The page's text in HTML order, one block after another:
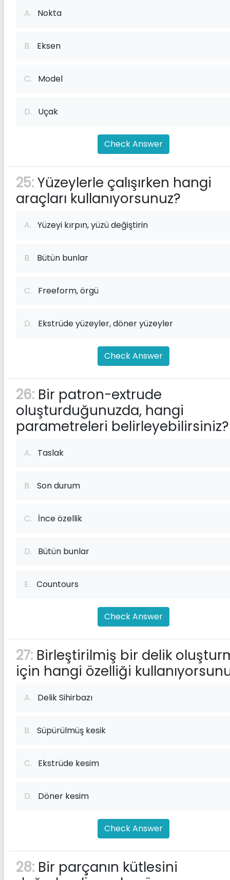
A. Nokta
B. Eksen
C. Model
D. Uçak
Check Answer
25:Yüzeylerle çalışırken hangi
araçları kullanıyorsunuz?
A. Yüzeyi kırpın, yüzü değiştirin
B. Bütün bunlar
C. Freeform, örgü
D. Ekstrüde yüzeyler, döner yüzeyler
Check Answer
26: Bir patron-extrude
oluşturduğunuzda, hangi
parametreleri belirleyebilirsiniz?
A. Taslak
B. Son durum
C. İnce özellik
D. Bütün bunlar
E. Countours
Check Answer
27: Birleştirilmiş bir delik
için hangi özelliği
A. Delik Sihirbazı
B. Süpürülmüş kesik
C. Ekstrüde kesim
D. Döner kesim
Check Answer
28: Bir parçanın kütlesini